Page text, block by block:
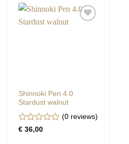
Shinnoki Pen 4.0
Stardust walnut
Gewaardeerd
(0reviews)
€36,00